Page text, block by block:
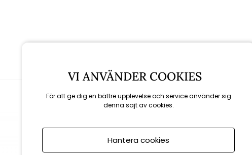
VI ANVÄNDER COOKIES
För att ge dig en bättre upplevelse och service använder sig
denna sajt av cookies.
Hantera cookies